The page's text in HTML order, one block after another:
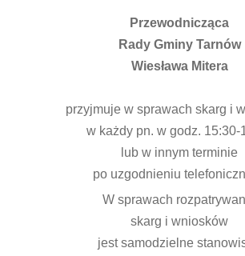
Przewodnicząca
Rady Gminy Tarnów
Wiesława Mitera
przyjmuje w sprawach skarg i
w każdy pn. w godz. 15:30-
lub w innym terminie
po uzgodnieniu
W sprawach
skarg i wniosków
jest samodzielne